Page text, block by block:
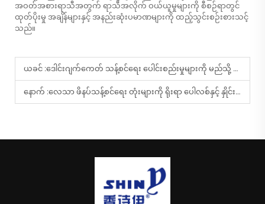
အဝတ်အစားရာသီအတွက် ရာသီအလိုက် ဝယ်ယူမှုများကို စီစဉ်ရာတွင်
ထုတ်ပိုးမှု အချိန်များနှင့် အနည်းဆုံးပမာဏများကို ထည့်သွင်းစဉ်းစားသင့်
သည်။
ယခင် :ဒေါင်းဂျက်ကေတ် သန့်စင်ရေး ပေါင်းစည်းမှုများကို မည်သို့ သင့်လျော်စွာ သိမ်းဆီးပြီး အသုံးပြုရမည်နည်း။
နောက် :လေသာ ဖိနပ်သန့်စင်ရေး တုံးများကို ရိုးရာ ပေါလစ်နှင့် နှိုင်းယှဉ်ပါက အခြေအနေမည်သည့်သို့ဖြစ်ပါသနည်း။